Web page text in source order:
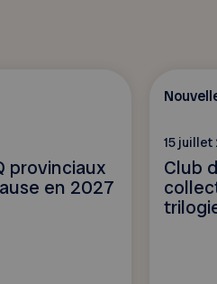
provinciaux
en 2027
15
Club